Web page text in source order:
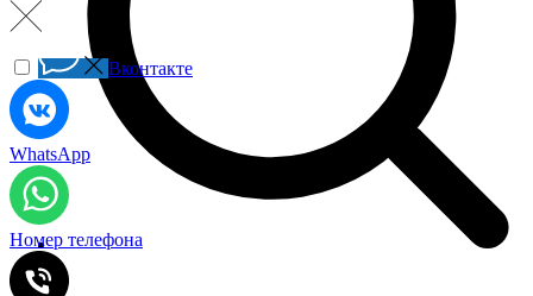
Вконтакте
WhatsApp
Номер телефона